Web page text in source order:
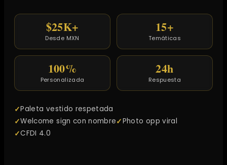
$25K+
Desde MXN
15+
Temáticas
100%
Personalizada
24h
Respuesta
Paleta vestido respetada
Welcome sign con nombre
Photo opp viral
CFDI 4.0